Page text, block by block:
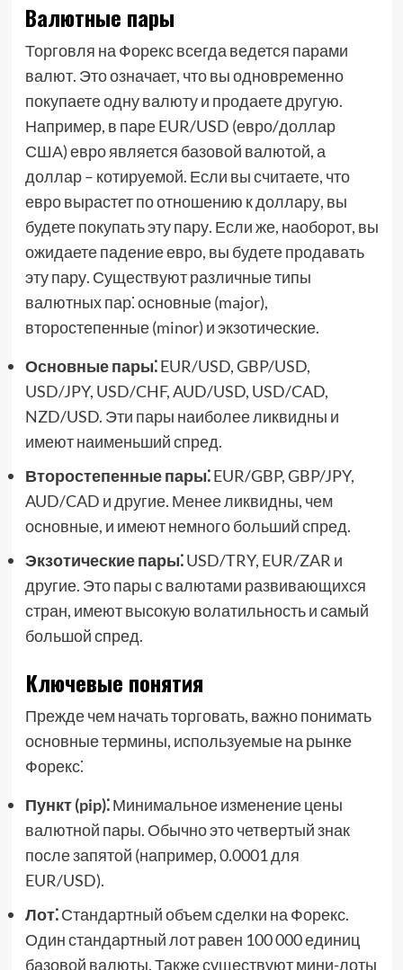
Валютные пары
Торговля на Форекс всегда ведется парами
валют. Это означает, что вы одновременно
покупаете одну валюту и продаете другую.
Например, в паре EUR/USD (евро/доллар
США) евро является базовой валютой, а
доллар – котируемой. Если вы считаете, что
евро вырастет по отношению к доллару, вы
будете покупать эту пару. Если же, наоборот, вы
ожидаете падение евро, вы будете продавать
эту пару. Существуют различные типы
валютных пар⁚ основные (major),
второстепенные (minor) и экзотические.
Основные пары⁚EUR/USD, GBP/USD,
USD/JPY, USD/CHF, AUD/USD, USD/CAD,
NZD/USD. Эти пары наиболее ликвидны и
имеют наименьший спред.
Второстепенные пары⁚EUR/GBP, GBP/JPY,
AUD/CAD и другие. Менее ликвидны, чем
основные, и имеют немного больший спред.
Экзотические пары⁚USD/TRY, EUR/ZAR и
другие. Это пары с валютами развивающихся
стран, имеют высокую волатильность и самый
большой спред.
Ключевые понятия
Прежде чем начать торговать, важно понимать
основные термины, используемые на рынке
Форекс⁚
Пункт (pip)⁚Минимальное изменение цены
валютной пары. Обычно это четвертый знак
после запятой (например, 0.0001 для
EUR/USD).
Лот⁚Стандартный объем сделки на Форекс.
Один стандартный лот равен 100 000 единиц
базовой валюты. Также существуют мини-лоты